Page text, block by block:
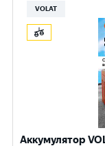
VOLAT
Аккумулятор